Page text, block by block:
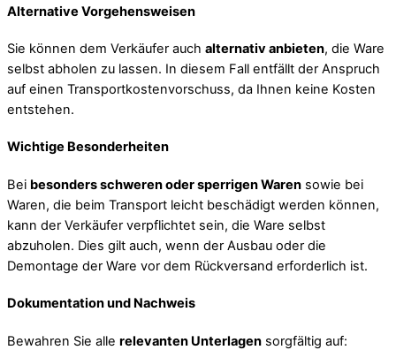
Alternative Vorgehensweisen
Sie können dem Verkäufer auch alternativ anbieten, die Ware
selbst abholen zu lassen. In diesem Fall entfällt der Anspruch
auf einen Transportkostenvorschuss, da Ihnen keine Kosten
entstehen.
Wichtige Besonderheiten
Bei besonders schweren oder sperrigen Waren sowie bei
Waren, die beim Transport leicht beschädigt werden können,
kann der Verkäufer verpflichtet sein, die Ware selbst
abzuholen. Dies gilt auch, wenn der Ausbau oder die
Demontage der Ware vor dem Rückversand erforderlich ist.
Dokumentation und Nachweis
Bewahren Sie alle relevanten Unterlagen sorgfältig auf: